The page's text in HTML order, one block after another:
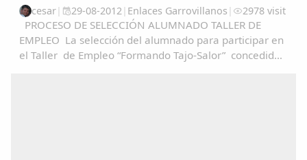
cesar| 29-08-2012| Enlaces Garrovillanos | 2978 visit
PROCESO DE SELECCIÓN ALUMNADO TALLER DE
EMPLEO La selección del alumnado para participar en
el Taller de Empleo “Formando Tajo-Salor” concedido